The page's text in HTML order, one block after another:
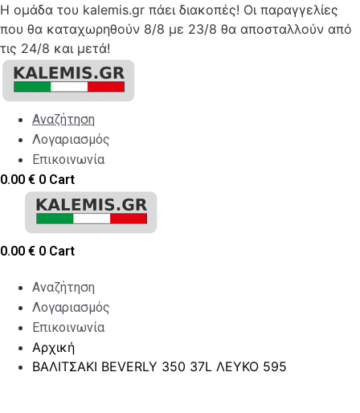
Η ομάδα του kalemis.gr πάει διακοπές! Οι παραγγελίες
που θα καταχωρηθούν 8/8 με 23/8 θα αποσταλλούν από
τις 24/8 και μετά!
Skip
content
Αναζήτηση
Λογαριασμός
Επικοινωνία
0.00 € 0 Cart
0.00 € 0 Cart
Αναζήτηση
Λογαριασμός
Επικοινωνία
Αρχική
ΒΑΛΙΤΣΑΚΙ ΒEVERLY 350 37L ΛΕΥΚΟ 595